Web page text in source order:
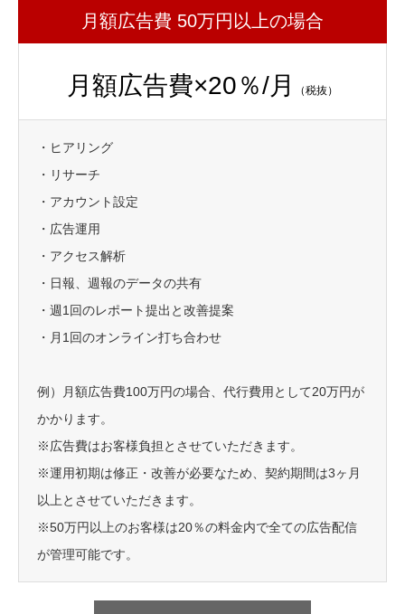
月額広告費 50万円以上の場合
月額広告費×20％/月 （税抜）
・ヒアリング
・リサーチ
・アカウント設定
・広告運用
・アクセス解析
・日報、週報のデータの共有
・週1回のレポート提出と改善提案
・月1回のオンライン打ち合わせ
例）月額広告費100万円の場合、代行費用として20万円が
かかります。
※広告費はお客様負担とさせていただきます。
※運用初期は修正・改善が必要なため、契約期間は3ヶ月
以上とさせていただきます。
※50万円以上のお客様は20％の料金内で全ての広告配信
が管理可能です。